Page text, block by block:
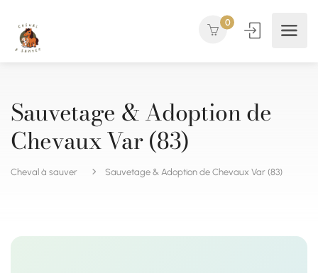
0
Sauvetage & Adoption de
Chevaux Var (83)
Cheval à sauver Sauvetage & Adoption de Chevaux Var (83)